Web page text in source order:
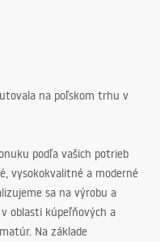
na poľskom trhu v
podľa vašich potrieb
vysokokvalitné a moderné
sa na výrobu a
oblasti kúpeľňových a
Na základe